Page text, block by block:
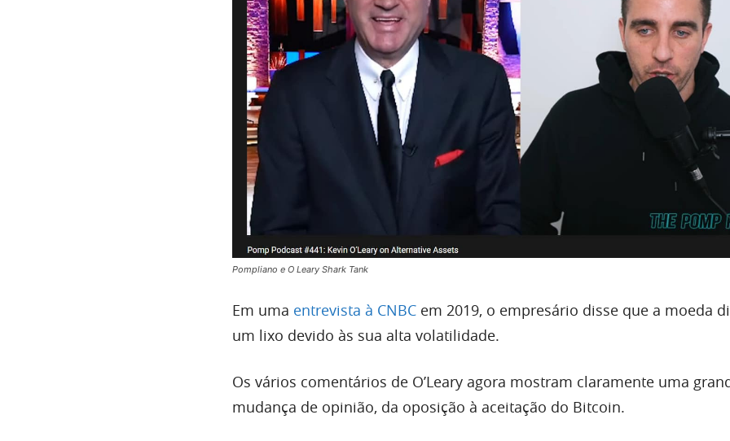
Pompliano e O Leary Shark Tank
Em uma entrevista à CNBC em 2019, o empresário disse que a moeda
um lixo devido às sua alta volatilidade.
Os vários comentários de O’Leary agora mostram claramente uma
mudança de opinião, da oposição à aceitação do Bitcoin.